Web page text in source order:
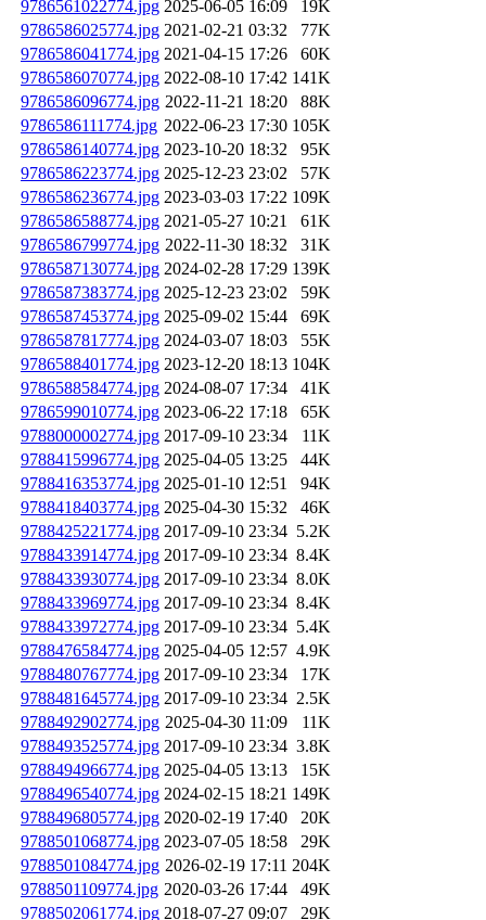
9786561022774.jpg 2025-06-05 16:09
19K
9786586025774.jpg 2021-02-21 03:32
77K
9786586041774.jpg 2021-04-15 17:26
60K
9786586070774.jpg 2022-08-10 17:42 141K
9786586096774.jpg 2022-11-21 18:20
88K
9786586111774.jpg 2022-06-23 17:30 105K
9786586140774.jpg 2023-10-20 18:32
95K
9786586223774.jpg 2025-12-23 23:02
57K
9786586236774.jpg 2023-03-03 17:22 109K
9786586588774.jpg 2021-05-27 10:21
61K
9786586799774.jpg 2022-11-30 18:32
31K
9786587130774.jpg 2024-02-28 17:29 139K
9786587383774.jpg 2025-12-23 23:02
59K
9786587453774.jpg 2025-09-02 15:44
69K
9786587817774.jpg 2024-03-07 18:03
55K
9786588401774.jpg 2023-12-20 18:13 104K
9786588584774.jpg 2024-08-07 17:34
41K
9786599010774.jpg 2023-06-22 17:18
65K
9788000002774.jpg 2017-09-10 23:34
11K
9788415996774.jpg 2025-04-05 13:25
44K
9788416353774.jpg 2025-01-10 12:51
94K
9788418403774.jpg 2025-04-30 15:32
46K
9788425221774.jpg 2017-09-10 23:34 5.2K
9788433914774.jpg 2017-09-10 23:34 8.4K
9788433930774.jpg 2017-09-10 23:34 8.0K
9788433969774.jpg 2017-09-10 23:34 8.4K
9788433972774.jpg 2017-09-10 23:34 5.4K
9788476584774.jpg 2025-04-05 12:57 4.9K
9788480767774.jpg 2017-09-10 23:34
17K
9788481645774.jpg 2017-09-10 23:34 2.5K
9788492902774.jpg 2025-04-30 11:09
11K
9788493525774.jpg 2017-09-10 23:34 3.8K
9788494966774.jpg 2025-04-05 13:13
15K
9788496540774.jpg 2024-02-15 18:21 149K
9788496805774.jpg 2020-02-19 17:40
20K
9788501068774.jpg 2023-07-05 18:58
29K
9788501084774.jpg 2026-02-19 17:11 204K
9788501109774.jpg 2020-03-26 17:44
49K
9788502061774.jpg 2018-07-27 09:07 29K